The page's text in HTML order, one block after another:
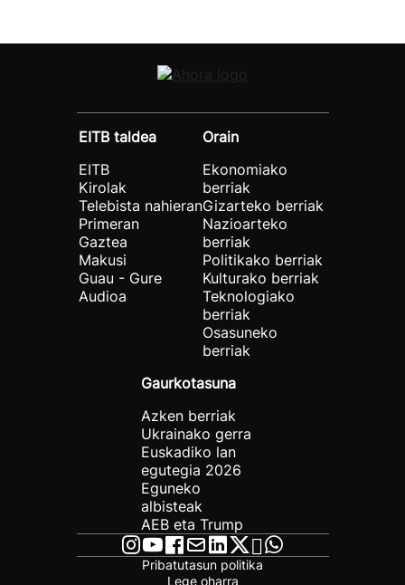
EITB taldea
EITB
Kirolak
Telebista nahieran
Primeran
Gaztea
Makusi
Guau - Gure
Audioa
Orain
Ekonomiako
berriak
Gizarteko berriak
Nazioarteko
berriak
Politikako berriak
Kulturako berriak
Teknologiako
berriak
Osasuneko
berriak
Gaurkotasuna
Azken berriak
Ukrainako gerra
Euskadiko lan
egutegia 2026
Eguneko
albisteak
AEB eta Trump
Pribatutasun politika
Lege oharra